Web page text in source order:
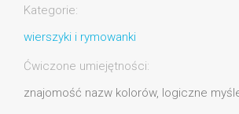
Kategorie:
wierszyki i rymowanki
Ćwiczone umiejętności:
znajomość nazw kolorów, logiczne